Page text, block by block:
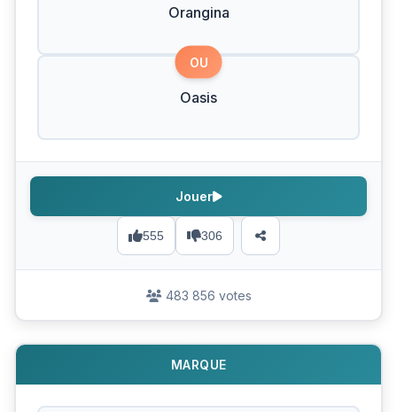
Orangina
OU
Oasis
555 306
Jouer
483 856 votes
MARQUE